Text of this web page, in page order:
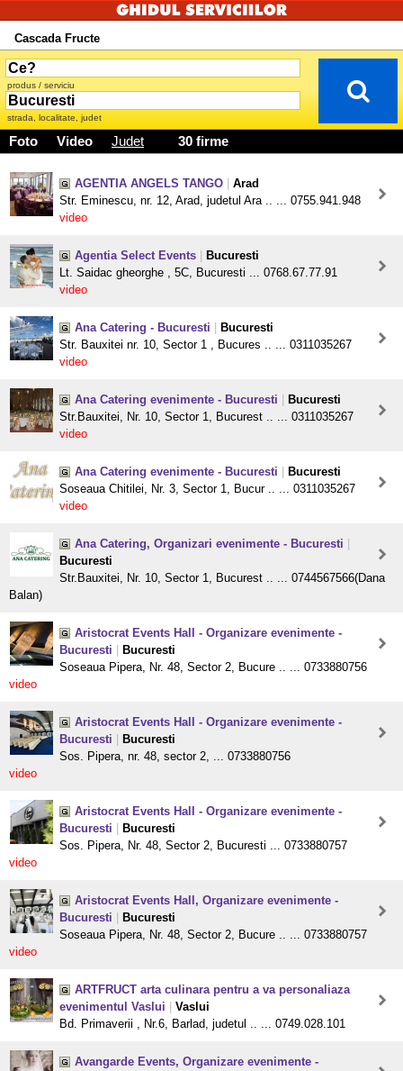
Cascada Fructe
produs / serviciu
strada, localitate, judet
Foto Video Judet 30 firme
AGENTIA ANGELS TANGO
Arad
Str. Eminescu, nr. 12, Arad, judetul Ara .. ... 0755.941.948
video
Agentia Select Events
Bucuresti
Lt. Saidac gheorghe , 5C, Bucuresti ... 0768.67.77.91
video
Ana Catering - Bucuresti
Bucuresti
Str. Bauxitei nr. 10, Sector 1 , Bucures .. ... 0311035267
video
Ana Catering evenimente - Bucuresti
Bucuresti
Str.Bauxitei, Nr. 10, Sector 1, Bucurest .. ... 0311035267
video
Ana Catering evenimente - Bucuresti
Bucuresti
Soseaua Chitilei, Nr. 3, Sector 1, Bucur .. ... 0311035267
video
Ana Catering, Organizari evenimente - Bucuresti
Bucuresti
Str.Bauxitei, Nr. 10, Sector 1, Bucurest .. ... 0744567566(Dana
Balan)
Aristocrat Events Hall - Organizare evenimente -
Bucuresti
Bucuresti
Soseaua Pipera, Nr. 48, Sector 2, Bucure .. ... 0733880756
video
Aristocrat Events Hall - Organizare evenimente -
Bucuresti
Bucuresti
Sos. Pipera, nr. 48, sector 2, ... 0733880756
video
Aristocrat Events Hall - Organizare evenimente -
Bucuresti
Bucuresti
Sos. Pipera, Nr. 48, Sector 2, Bucuresti ... 0733880757
video
Aristocrat Events Hall, Organizare evenimente -
Bucuresti
Bucuresti
Soseaua Pipera, Nr. 48, Sector 2, Bucure .. ... 0733880757
video
ARTFRUCT arta culinara pentru a va personaliaza
evenimentul Vaslui
Vaslui
Bd. Primaverii , Nr.6, Barlad, judetul .. ... 0749.028.101
Avangarde Events, Organizare evenimente -